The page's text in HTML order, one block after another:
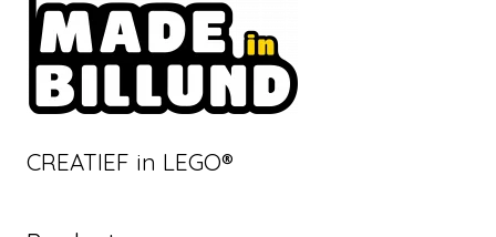
CREATIEF in LEGO®